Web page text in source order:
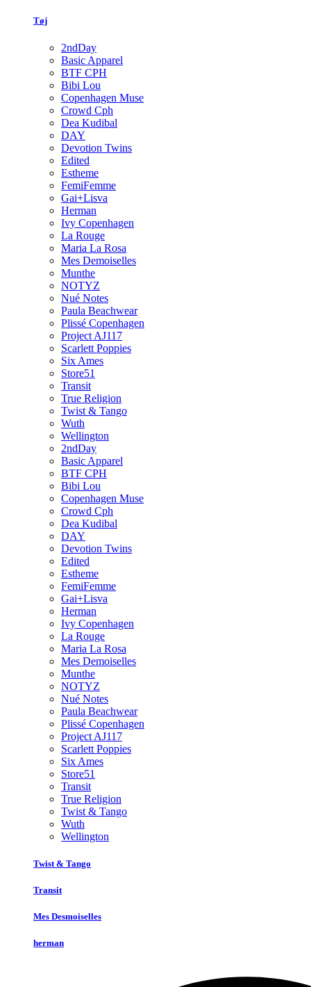
Tøj
2ndDay
Basic Apparel
BTF CPH
Bibi Lou
Copenhagen Muse
Crowd Cph
Dea Kudibal
DAY
Devotion Twins
Edited
Estheme
FemiFemme
Gai+Lisva
Herman
Ivy Copenhagen
La Rouge
Maria La Rosa
Mes Demoiselles
Munthe
NOTYZ
Nué Notes
Paula Beachwear
Plissé Copenhagen
Project AJ117
Scarlett Poppies
Six Ames
Store51
Transit
True Religion
Twist & Tango
Wuth
Wellington
2ndDay
Basic Apparel
BTF CPH
Bibi Lou
Copenhagen Muse
Crowd Cph
Dea Kudibal
DAY
Devotion Twins
Edited
Estheme
FemiFemme
Gai+Lisva
Herman
Ivy Copenhagen
La Rouge
Maria La Rosa
Mes Demoiselles
Munthe
NOTYZ
Nué Notes
Paula Beachwear
Plissé Copenhagen
Project AJ117
Scarlett Poppies
Six Ames
Store51
Transit
True Religion
Twist & Tango
Wuth
Wellington
Twist & Tango
Transit
Mes Desmoiselles
herman